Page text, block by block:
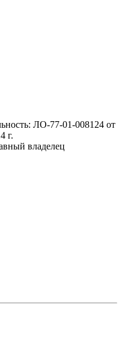
ЛО-77-01-008124 от
г.
владелец